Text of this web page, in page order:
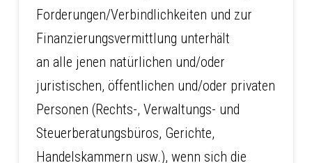
Forderungen/Verbindlichkeiten und zur
Finanzierungsvermittlung unterhält
an alle jenen natürlichen und/oder
juristischen, öffentlichen und/oder privaten
Personen (Rechts-, Verwaltungs- und
Steuerberatungsbüros, Gerichte,
Handelskammern usw.), wenn sich die